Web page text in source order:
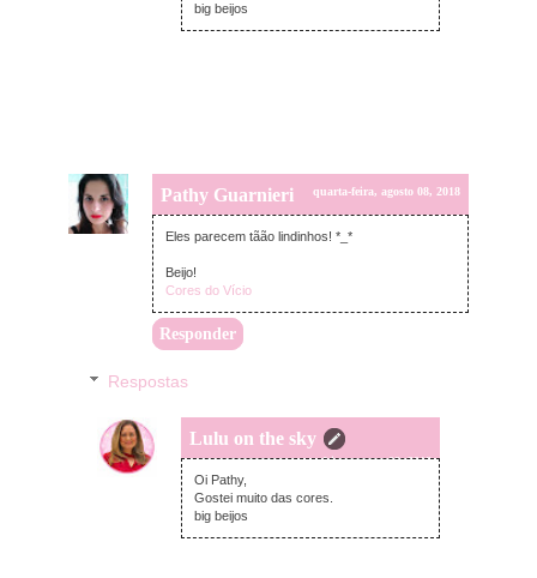
big beijos
Pathy Guarnieri quarta-feira, agosto 08, 2018
Eles parecem tãão lindinhos! *_*
Beijo!
Cores do Vício
Responder
Respostas
Lulu on the sky
quarta-feira, agosto 08, 2018
Oi Pathy,
Gostei muito das cores.
big beijos